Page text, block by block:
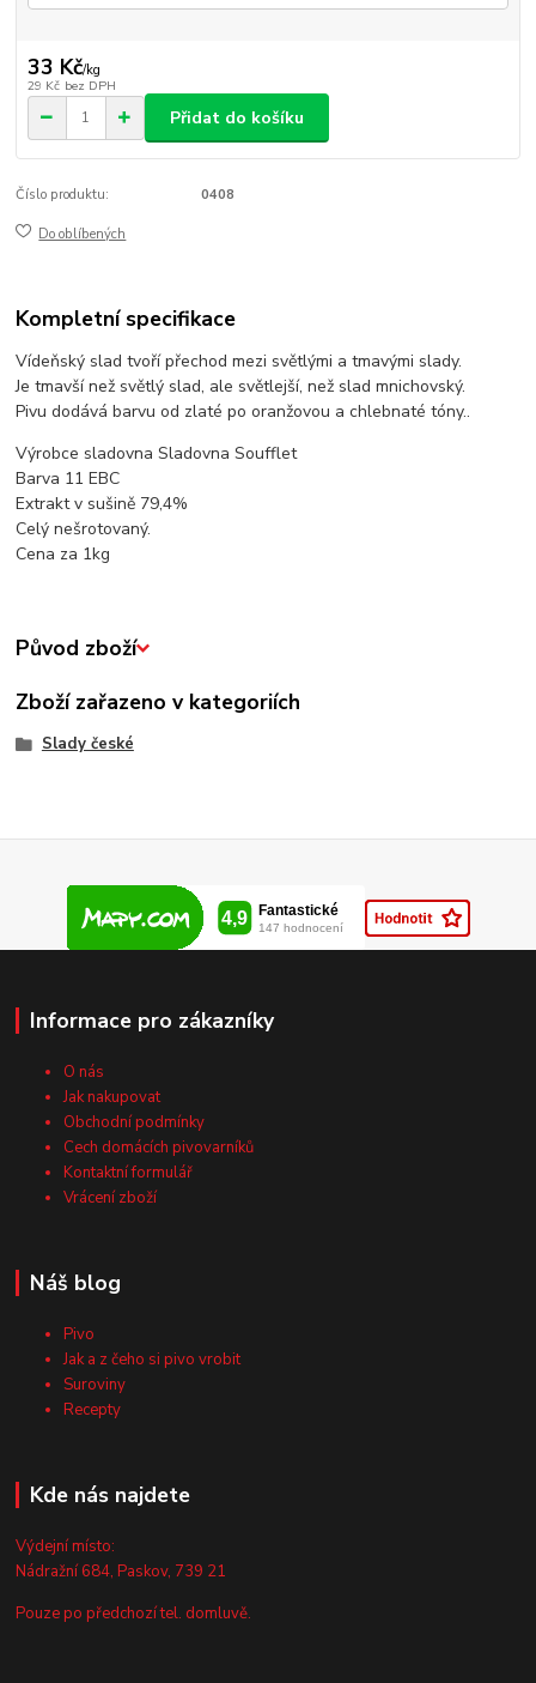
33 Kč/kg
29 Kč bez DPH
Přidat do košíku
Číslo produktu: 0408
Do oblíbených
Kompletní specifikace
Vídeňský slad tvoří přechod mezi světlými a tmavými slady.
Je tmavší než světlý slad, ale světlejší, než slad mnichovský.
Pivu dodává barvu od zlaté po oranžovou a chlebnaté tóny..
Výrobce sladovna Sladovna Soufflet
Barva 11 EBC
Extrakt v sušině 79,4%
Celý nešrotovaný.
Cena za 1kg
Původ zboží
Zboží zařazeno v kategoriích
Slady české
Informace pro zákazníky
O nás
Jak nakupovat
Obchodní podmínky
Cech domácích pivovarníků
Kontaktní formulář
Vrácení zboží
Náš blog
Pivo
Jak a z čeho si pivo vrobit
Suroviny
Recepty
Kde nás najdete
Výdejní místo:
Nádražní 684, Paskov, 739 21
Pouze po předchozí tel. domluvě.